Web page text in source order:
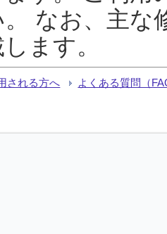
なお、主な
ます。
される方へ よくある質問（